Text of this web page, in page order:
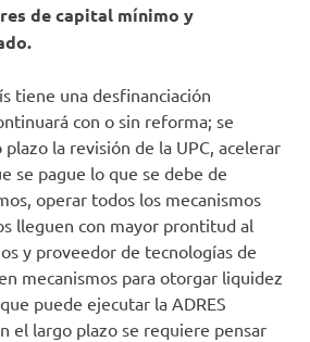
de capital mínimo y
tiene una desfinanciación
con o sin reforma; se
la revisión de la UPC, acelerar
se pague lo que se debe de
operar todos los mecanismos
lleguen con mayor prontitud al
y proveedor de tecnologías de
mecanismos para otorgar liquidez
puede ejecutar la ADRES
el largo plazo se requiere pensar